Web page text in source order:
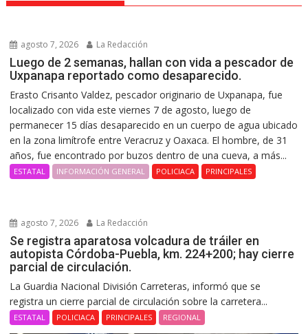
agosto 7, 2026 La Redacción
Luego de 2 semanas, hallan con vida a pescador de
Uxpanapa reportado como desaparecido.
Erasto Crisanto Valdez, pescador originario de Uxpanapa, fue
localizado con vida este viernes 7 de agosto, luego de
permanecer 15 días desaparecido en un cuerpo de agua ubicado
en la zona limítrofe entre Veracruz y Oaxaca. El hombre, de 31
años, fue encontrado por buzos dentro de una cueva, a más...
ESTATAL INFORMACIÓN GENERAL POLICIACA PRINCIPALES
agosto 7, 2026 La Redacción
Se registra aparatosa volcadura de tráiler en
autopista Córdoba-Puebla, km. 224+200; hay cierre
parcial de circulación.
La Guardia Nacional División Carreteras, informó que se
registra un cierre parcial de circulación sobre la carretera...
ESTATAL POLICIACA PRINCIPALES REGIONAL